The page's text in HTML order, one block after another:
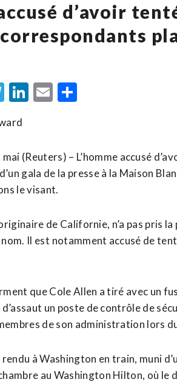
d’avoir
Telegram
LinkedIn
Email
(Reuters) – L’homme accusé
gala de la presse à la Maison
le visant.
de Californie, n’a pas pris
Il est ⁠notamment accusé de
que ‌Cole Allen a tiré avec un
un poste de contrôle de
de son administration lors
à Washington en train, muni
au Washington Hilton, où le